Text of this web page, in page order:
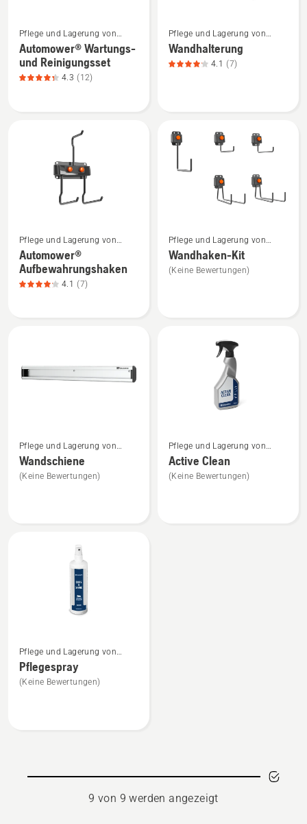
Details
zu
Automower®
Pflege und Lagerung von
Mährobotern
Automower® Wartungs-
und Reinigungsset
4.3 (12)
Details
zu
Wandhalterung
von
Pflege und Lagerung von
Mährobotern
Wandhalterung
4.1 (7)
Details
zu
Automower®
Aufbewahrungshaken
Pflege und Lagerung von
Mährobotern
Automower®
Aufbewahrungshaken
4.1 (7)
Details
zu
Wandhaken-
Pflege und Lagerung von
Mährobotern
Wandhaken-Kit
(Keine Bewertungen)
Details
zu
Wandschiene
Pflege und Lagerung von
Mährobotern
Wandschiene
(Keine Bewertungen)
Details
zu
Active
Pflege und Lagerung von
Mährobotern
Active Clean
(Keine Bewertungen)
Details
zu
Pflegespray
Pflege und Lagerung von
Mährobotern
Pflegespray
(Keine Bewertungen)
9 von 9 werden angezeigt